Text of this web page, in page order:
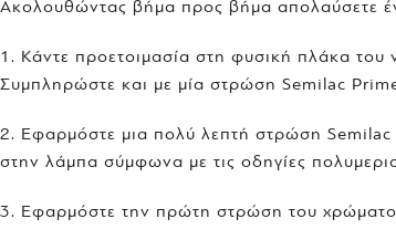
Ακολουθώντας βήμα προς βήμα απολαύσετε
1. Κάντε προετοιμασία στη φυσική πλάκα του
Συμπληρώστε και με μία στρώση Semilac
2. Εφαρμόστε μια πολύ λεπτή στρώση Semilac
στην λάμπα σύμφωνα με τις οδηγίες
3. Εφαρμόστε την πρώτη στρώση του